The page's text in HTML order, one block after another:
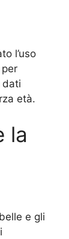
l’uso
per
dati
età.
la
e gli